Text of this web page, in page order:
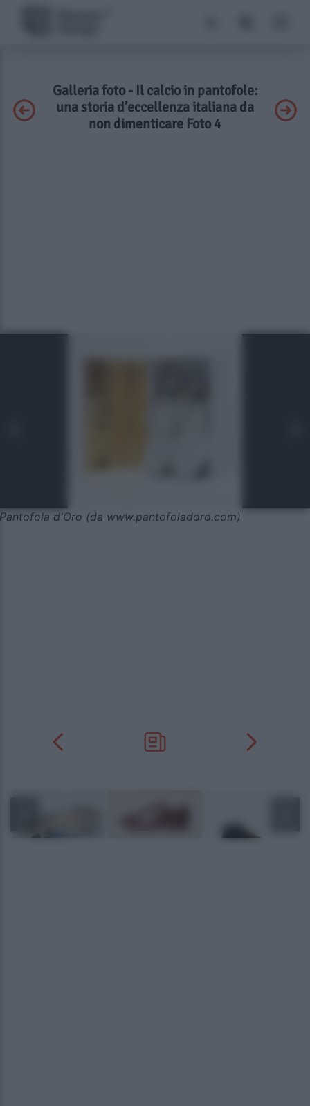
Galleria foto - Il calcio in pantofole:
una storia d’eccellenza italiana da
non dimenticare Foto 4
Pantofola d'Oro (da www.pantofoladoro.com)